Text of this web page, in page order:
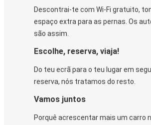
Descontrai-te com Wi-Fi gratuito,
espaço extra para as pernas. Os
são assim.
Escolhe, reserva, viaja!
Do teu ecrã para o teu lugar em
reserva, nós tratamos do resto.
Vamos juntos
Porquê acrescentar mais um carro